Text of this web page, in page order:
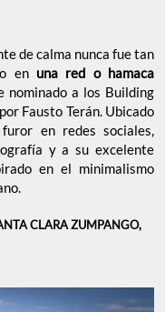
de calma nunca fue tan
en una red o hamaca
nominado a los Building
Fausto Terán. Ubicado
en redes sociales,
y a su excelente
en el minimalismo
CLARA ZUMPANGO,